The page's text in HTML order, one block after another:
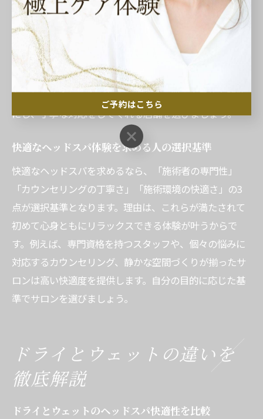
ヘッドスパ選びで失敗を防ぐには、事前に施術内容やカ
ウンセリングの有無を確認することが大切です。なぜな
ら、十分な説明や相談がないと希望と異なる施術になる
可能性があるためです。例えば、頭皮トラブルやアレル
ギーがある場合は、事前に伝えて対応可能なサロンを選
ぶことが安心につながります。自分の悩みや目的を明確
にし、丁寧な対応をしてくれる店舗を選びましょう。
快適なヘッドスパ体験を求める人の選択基準
快適なヘッドスパを求めるなら、「施術者の専門性」
「カウンセリングの丁寧さ」「施術環境の快適さ」の3
点が選択基準となります。理由は、これらが満たされて
初めて心身ともにリラックスできる体験が叶うからで
す。例えば、専門資格を持つスタッフや、個々の悩みに
対応するカウンセリング、静かな空間づくりが揃ったサ
ロンは高い快適度を提供します。自分の目的に応じた基
準でサロンを選びましょう。
ドライとウェットの違いを
徹底解説
ドライとウェットのヘッドスパ快適性を比較
ご予約はこちら
ご予約はこちら